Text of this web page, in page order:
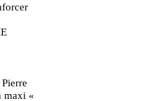
maxi «